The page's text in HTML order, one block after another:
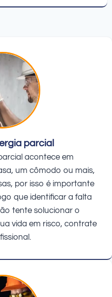
parcial
acontece em
um cômodo ou mais,
por isso é importante
que identificar a falta
tente solucionar o
vida em risco, contrate